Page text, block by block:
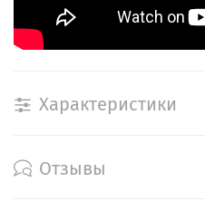
Характеристики
Отзывы